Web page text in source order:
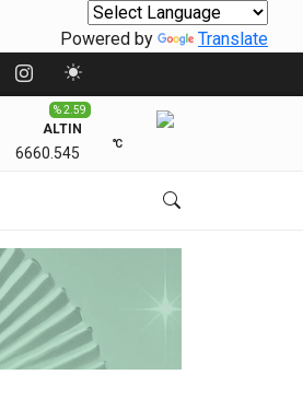
Powered by Translate
ALTIN
6660.545
% 2.59
℃